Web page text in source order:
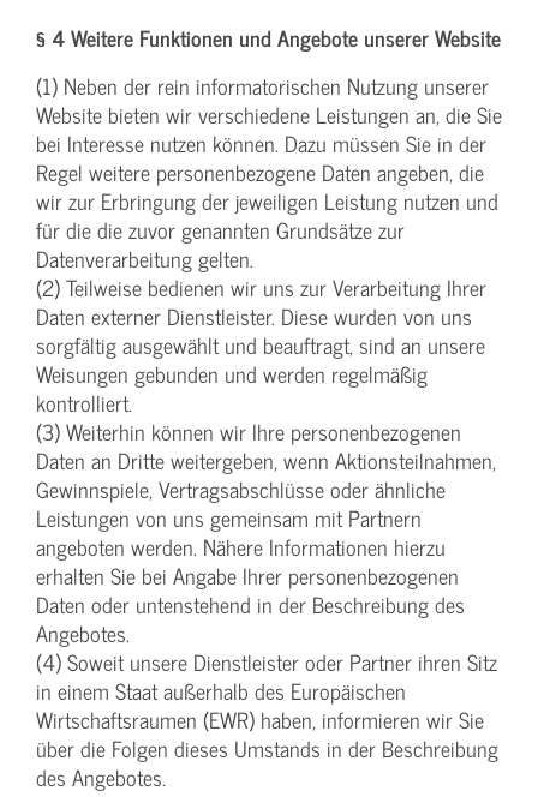
§ 4 Weitere Funktionen und Angebote unserer Website
(1) Neben der rein informatorischen Nutzung unserer
Website bieten wir verschiedene Leistungen an, die Sie
bei Interesse nutzen können. Dazu müssen Sie in der
Regel weitere personenbezogene Daten angeben, die
wir zur Erbringung der jeweiligen Leistung nutzen und
für die die zuvor genannten Grundsätze zur
Datenverarbeitung gelten.
(2) Teilweise bedienen wir uns zur Verarbeitung Ihrer
Daten externer Dienstleister. Diese wurden von uns
sorgfältig ausgewählt und beauftragt, sind an unsere
Weisungen gebunden und werden regelmäßig
kontrolliert.
(3) Weiterhin können wir Ihre personenbezogenen
Daten an Dritte weitergeben, wenn Aktionsteilnahmen,
Gewinnspiele, Vertragsabschlüsse oder ähnliche
Leistungen von uns gemeinsam mit Partnern
angeboten werden. Nähere Informationen hierzu
erhalten Sie bei Angabe Ihrer personenbezogenen
Daten oder untenstehend in der Beschreibung des
Angebotes.
(4) Soweit unsere Dienstleister oder Partner ihren Sitz
in einem Staat außerhalb des Europäischen
Wirtschaftsraumen (EWR) haben, informieren wir Sie
über die Folgen dieses Umstands in der Beschreibung
des Angebotes.